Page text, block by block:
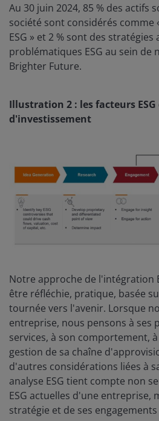
Au 30 juin 2024, 85 % des actifs
société sont considérés comme
ESG » et 2 % sont des stratégies
problématiques ESG au sein de
Brighter Future.
Illustration 2 : les facteurs
d'investissement
Notre approche de l'intégration
être réfléchie, pratique, basée
tournée vers l'avenir. Lorsque
entreprise, nous pensons à ses
services, à son comportement,
gestion de sa chaîne
d'autres considérations liées à
analyse ESG tient compte non
ESG actuelles d'une entreprise,
stratégie et de ses